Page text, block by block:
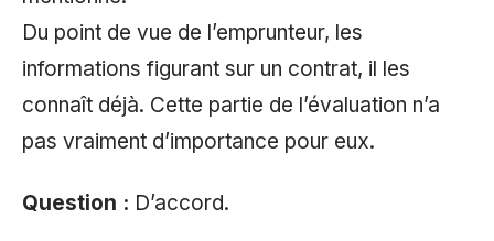
Du point de vue de l’emprunteur, les
informations figurant sur un contrat, il les
connaît déjà. Cette partie de l’évaluation n’a
pas vraiment d’importance pour eux.
Question : D’accord.